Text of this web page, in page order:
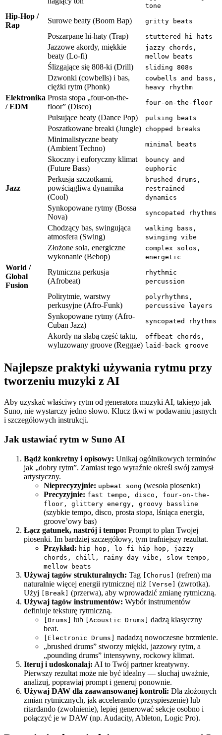
tone
Hip-Hop /
Rap
Surowe beaty (Boom Bap) gritty beats
Poszarpane hi-haty (Trap) stuttered hi-hats
Jazzowe akordy, miękkie
beaty (Lo-fi)
jazzy chords,
mellow beats
Ślizgające się 808-ki (Drill) sliding 808s
Dzwonki (cowbells) i bas,
ciężki rytm (Phonk)
cowbells and bass,
heavy rhythm
Elektronika
/ EDM
Prosta stopa „four-on-the-
floor” (Disco)
four-on-the-floor
Pulsujące beaty (Dance Pop) pulsing beats
Poszatkowane breaki (Jungle) chopped breaks
Minimalistyczne beaty
(Ambient Techno)
minimal beats
Skoczny i euforyczny klimat
(Future Bass)
bouncy and
euphoric
Jazz
Perkusja szczotkami,
powściągliwa dynamika
(Cool)
brushed drums,
restrained
dynamics
Synkopowane rytmy (Bossa
Nova)
syncopated rhythms
Chodzący bas, swingująca
atmosfera (Swing)
walking bass,
swinging vibe
Złożone sola, energiczne
wykonanie (Bebop)
complex solos,
energetic
World /
Global
Fusion
Rytmiczna perkusja
(Afrobeat)
rhythmic
percussion
Polirytmie, warstwy
perkusyjne (Afro-Funk)
polyrhythms,
percussive layers
Synkopowane rytmy (Afro-
Cuban Jazz)
syncopated rhythms
Akordy na słabą część taktu,
wyluzowany groove (Reggae)
offbeat chords,
laid-back groove
Najlepsze praktyki używania rytmu przy
tworzeniu muzyki z AI
Aby uzyskać właściwy rytm od generatora muzyki AI, takiego jak
Suno, nie wystarczy jedno słowo. Klucz tkwi w podawaniu jasnych
i szczegółowych instrukcji.
Jak ustawiać rytm w Suno AI
Bądź konkretny i opisowy: Unikaj ogólnikowych terminów
jak „dobry rytm”. Zamiast tego wyraźnie określ swój zamysł
artystyczny.
Nieprecyzyjnie: upbeat song (wesoła piosenka)
Precyzyjnie: fast tempo, disco, four-on-the-
floor, glittery energy, groovy bassline
(szybkie tempo, disco, prosta stopa, lśniąca energia,
groove’owy bas)
Łącz gatunek, nastrój i tempo: Prompt to plan Twojej
piosenki. Im bardziej szczegółowy, tym trafniejszy rezultat.
Przykład: hip-hop, lo-fi hip-hop, jazzy
chords, chill, rainy day vibe, slow tempo,
mellow beats
Używaj tagów strukturalnych: Tag [Chorus] (refren) ma
naturalnie więcej energii rytmicznej niż [Verse] (zwrotka).
Użyj [Break] (przerwa), aby wprowadzić zmianę rytmiczną.
Używaj tagów instrumentów: Wybór instrumentów
definiuje teksturę rytmiczną.
[Drums] lub [Acoustic Drums] dadzą klasyczny
beat.
[Electronic Drums] nadadzą nowoczesne brzmienie.
„brushed drums” stworzy miękki, jazzowy rytm, a
„pounding drums” intensywny, rockowy klimat.
Iteruj i udoskonalaj: AI to Twój partner kreatywny.
Pierwszy rezultat może nie być idealny — słuchaj uważnie,
analizuj, poprawiaj prompt i generuj ponownie.
Używaj DAW dla zaawansowanej kontroli: Dla złożonych
zmian rytmicznych, jak accelerando (przyspieszenie) lub
ritardando (zwolnienie), lepiej generować sekcje osobno i
połączyć je w DAW (np. Audacity, Ableton, Logic Pro).